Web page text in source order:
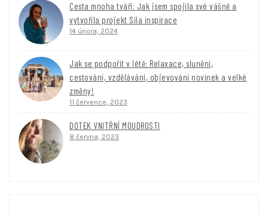
Cesta mnoha tváří: Jak jsem spojila své vášně a
vytvořila projekt Síla inspirace
14 února, 2024
Jak se podpořit v létě: Relaxace, slunění,
cestování, vzdělávání, objevování novinek a velké
změny!
11 července, 2023
DOTEK VNITŘNÍ MOUDROSTI
8 června, 2023